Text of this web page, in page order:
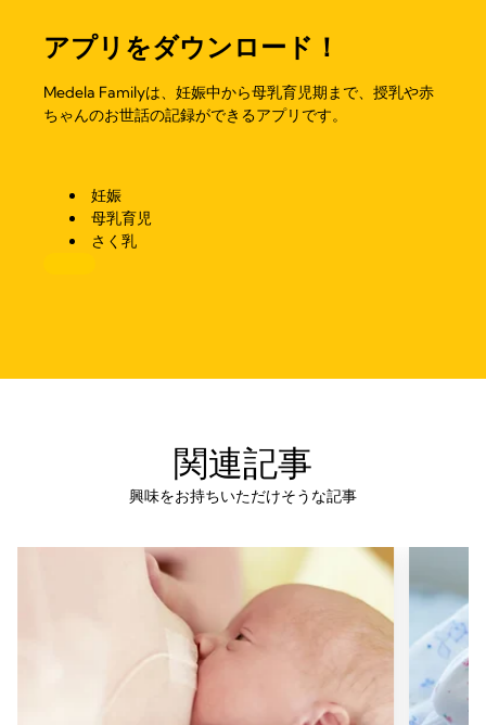
アプリをダウンロード！
Medela Familyは、妊娠中から母乳育児期まで、授乳や赤
ちゃんのお世話の記録ができるアプリです。
妊娠
母乳育児
さく乳
関連記事
興味をお持ちいただけそうな記事